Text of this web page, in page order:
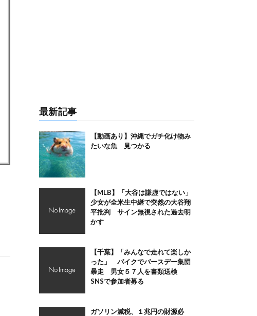
最新記事
【動画あり】沖縄でガチ化け物み
たいな魚 見つかる
【MLB】「大谷は謙虚ではない」
少女が全米生中継で突然の大谷翔
平批判 サイン無視された過去明
かす
【千葉】「みんなで走れて楽しか
った」 バイクでバースデー集団
暴走 男女５７人を書類送検
SNSで参加者募る
ガソリン減税、１兆円の財源必